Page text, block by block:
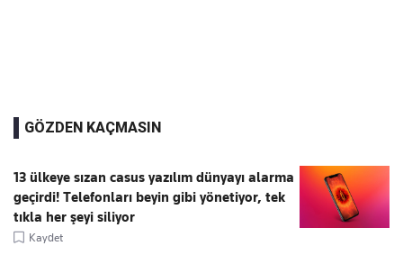
GÖZDEN KAÇMASIN
13 ülkeye sızan casus yazılım dünyayı alarma
geçirdi! Telefonları beyin gibi yönetiyor, tek
tıkla her şeyi siliyor
Kaydet